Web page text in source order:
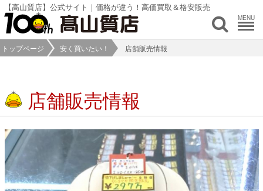
【高山質店】公式サイト｜価格が違う！高価買取＆格安販売
MENU
トップページ 安く買いたい！ 店舗販売情報
店舗販売情報